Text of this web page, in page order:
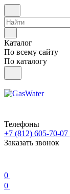
Каталог
По всему сайту
По каталогу
Телефоны
+7 (812) 605-70-07
Заказать звонок
0
0